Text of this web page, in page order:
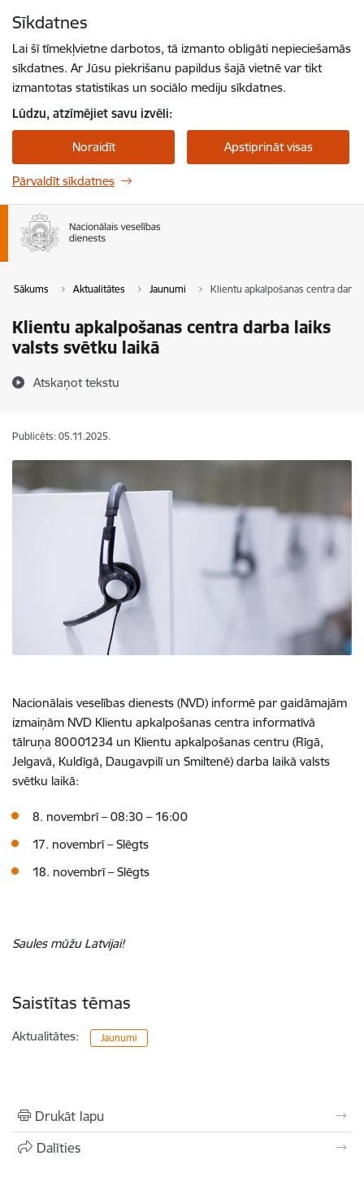
Sīkdatnes
Lai šī tīmekļvietne darbotos, tā izmanto obligāti nepieciešamās
sīkdatnes. Ar Jūsu piekrišanu papildus šajā vietnē var tikt
izmantotas statistikas un sociālo mediju sīkdatnes.
Lūdzu, atzīmējiet savu izvēli:
Noraidīt Apstiprināt visas
Pārvaldīt sīkdatnes
Sākums Aktualitātes Jaunumi Klientu apkalpošanas centra
Klientu apkalpošanas centra darba laiks
valsts svētku laikā
Atskaņot tekstu
Publicēts: 05.11.2025.
Nacionālais veselības dienests (NVD) informē par gaidāmajām
izmaiņām NVD Klientu apkalpošanas centra informatīvā
tālruņa 80001234 un Klientu apkalpošanas centru (Rīgā,
Jelgavā, Kuldīgā, Daugavpilī un Smiltenē) darba laikā valsts
svētku laikā:
8. novembrī – 08:30 – 16:00
17. novembrī – Slēgts
18. novembrī – Slēgts
Saules mūžu Latvijai!
Saistītas tēmas
Aktualitātes: Jaunumi
Drukāt lapu
Dalīties